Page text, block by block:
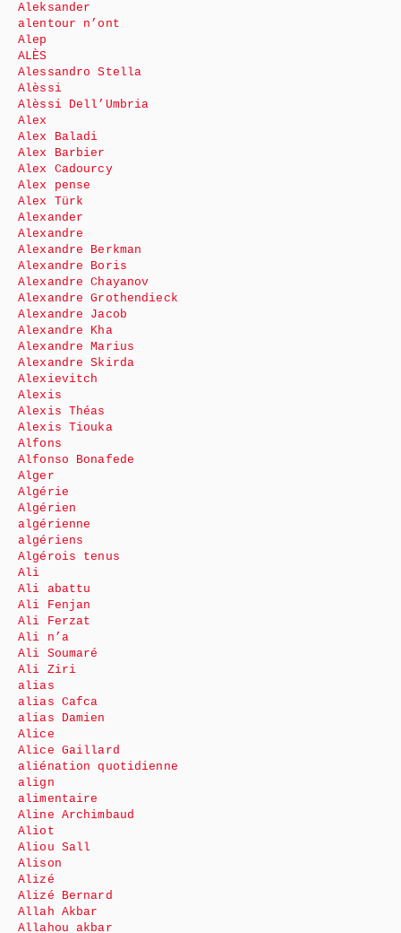
Aleksander
alentour n’ont
Alep
ALÈS
Alessandro Stella
Alèssi
Alèssi Dell’Umbria
Alex
Alex Baladi
Alex Barbier
Alex Cadourcy
Alex pense
Alex Türk
Alexander
Alexandre
Alexandre Berkman
Alexandre Boris
Alexandre Chayanov
Alexandre Grothendieck
Alexandre Jacob
Alexandre Kha
Alexandre Marius
Alexandre Skirda
Alexievitch
Alexis
Alexis Théas
Alexis Tiouka
Alfons
Alfonso Bonafede
Alger
Algérie
Algérien
algérienne
algériens
Algérois tenus
Ali
Ali abattu
Ali Fenjan
Ali Ferzat
Ali n’a
Ali Soumaré
Ali Ziri
alias
alias Cafca
alias Damien
Alice
Alice Gaillard
aliénation quotidienne
align
alimentaire
Aline Archimbaud
Aliot
Aliou Sall
Alison
Alizé
Alizé Bernard
Allah Akbar
Allahou akbar